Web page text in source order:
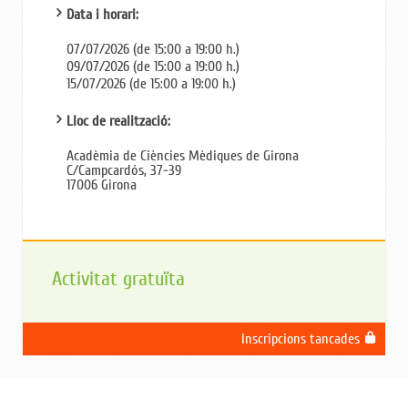
Data i horari:
07/07/2026 (de 15:00 a 19:00 h.)
09/07/2026 (de 15:00 a 19:00 h.)
15/07/2026 (de 15:00 a 19:00 h.)
Lloc de realització:
Acadèmia de Ciències Mèdiques de Girona
C/Campcardós, 37-39
17006 Girona
Activitat gratuïta
Inscripcions tancades